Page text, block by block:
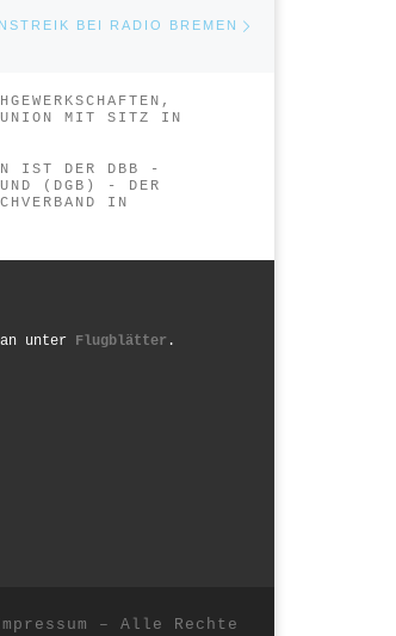
BEI RADIO BREMEN
MIT SITZ IN
IST DER DBB -
(DGB) - DER
IN D
unter Flugblätter .
– Alle Rechte